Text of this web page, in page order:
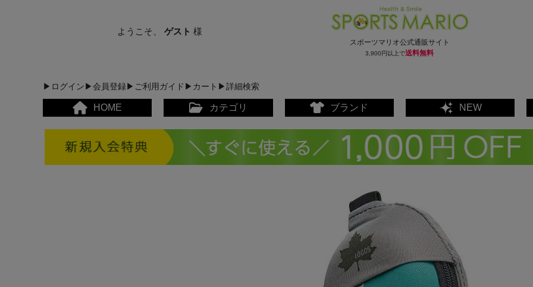
スポーツマリオ公式通販サイト
3,900円以上で送料無料
ようこそ、 ゲスト様
▶ログイン▶会員登録▶ご利用ガイド ▶カート ▶詳細検索
HOME カテゴリ ブランド NEW